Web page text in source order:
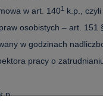
w art. 1401 k.p.,
osobistych – art. 151
w godzinach
pracy o